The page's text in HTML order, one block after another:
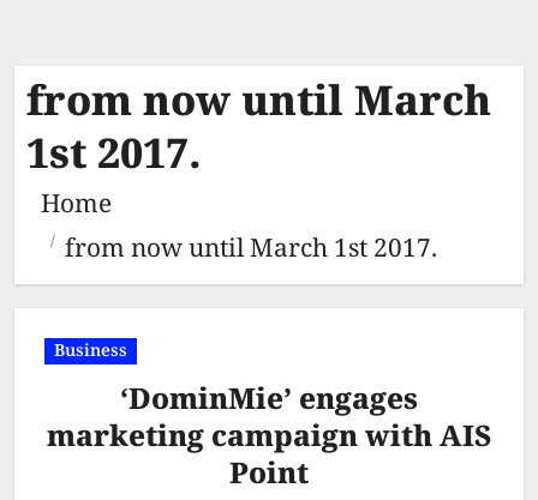
from now until March
1st 2017.
Home
from now until March 1st 2017.
Business
‘DominMie’ engages
marketing campaign with AIS
Point